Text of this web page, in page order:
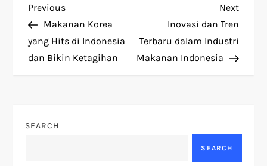
P
o
s
n
Previous
Post
Previous
Makanan Korea
yang Hits di Indonesia
dan Bikin Ketagihan
Next
Post
Next
Inovasi dan Tren
Terbaru dalam Industri
Makanan Indonesia
SEARCH
SEARCH